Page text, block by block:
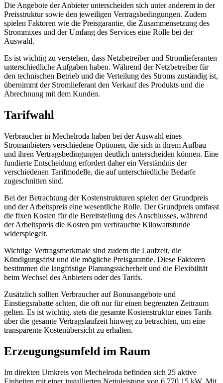
Die Angebote der Anbieter unterscheiden sich unter anderem in der
Preisstruktur sowie den jeweiligen Vertragsbedingungen. Zudem
spielen Faktoren wie die Preisgarantie, die Zusammensetzung des
Strommixes und der Umfang des Services eine Rolle bei der
Auswahl.
Es ist wichtig zu verstehen, dass Netzbetreiber und Stromlieferanten
unterschiedliche Aufgaben haben. Während der Netzbetreiber für
den technischen Betrieb und die Verteilung des Stroms zuständig ist,
übernimmt der Stromlieferant den Verkauf des Produkts und die
Abrechnung mit dem Kunden.
Tarifwahl
Verbraucher in Mechelroda haben bei der Auswahl eines
Stromanbieters verschiedene Optionen, die sich in ihrem Aufbau
und ihren Vertragsbedingungen deutlich unterscheiden können. Eine
fundierte Entscheidung erfordert daher ein Verständnis der
verschiedenen Tarifmodelle, die auf unterschiedliche Bedarfe
zugeschnitten sind.
Bei der Betrachtung der Kostenstrukturen spielen der Grundpreis
und der Arbeitspreis eine wesentliche Rolle. Der Grundpreis umfasst
die fixen Kosten für die Bereitstellung des Anschlusses, während
der Arbeitspreis die Kosten pro verbrauchte Kilowattstunde
widerspiegelt.
Wichtige Vertragsmerkmale sind zudem die Laufzeit, die
Kündigungsfrist und die mögliche Preisgarantie. Diese Faktoren
bestimmen die langfristige Planungssicherheit und die Flexibilität
beim Wechsel des Anbieters oder des Tarifs.
Zusätzlich sollten Verbraucher auf Bonusangebote und
Einstiegsrabatte achten, die oft nur für einen begrenzten Zeitraum
gelten. Es ist wichtig, stets die gesamte Kostenstruktur eines Tarifs
über die gesamte Vertragslaufzeit hinweg zu betrachten, um eine
transparente Kostenübersicht zu erhalten.
Erzeugungsumfeld im Raum
Im direkten Umkreis von Mechelroda befinden sich 25 aktive
Einheiten mit einer installierten Nettoleistung von 6.770,15 kW. Mit